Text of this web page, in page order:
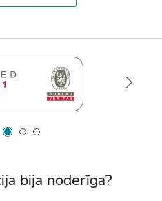
bija noderīga?